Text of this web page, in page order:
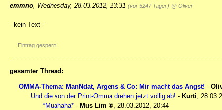
emmno Wednesday, 28.03.2012, 23:31 (vor 5247 Tagen) @ Oliver
- kein Text -
Eintrag gesperrt
gesamter Thread:
OMMA-Thema: ManNdat, Argens & Co: Mir macht das Angst! -
Und die von der Print-Omma drehen jetzt völlig ab! - Kurti
*Muahaha* - Mus Lim
28.03.2012, 20:44